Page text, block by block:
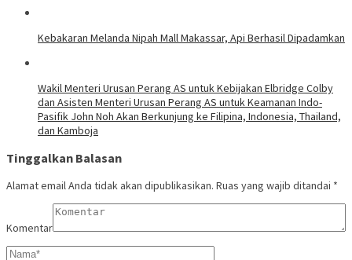
Kebakaran Melanda Nipah Mall Makassar, Api Berhasil Dipadamkan
Wakil Menteri Urusan Perang AS untuk Kebijakan Elbridge Colby
dan Asisten Menteri Urusan Perang AS untuk Keamanan Indo-
Pasifik John Noh Akan Berkunjung ke Filipina, Indonesia, Thailand,
dan Kamboja
Tinggalkan Balasan
Alamat email Anda tidak akan dipublikasikan. Ruas yang wajib ditandai *
Komentar